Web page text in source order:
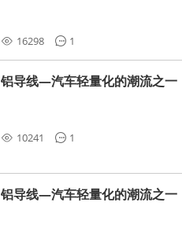
16298 1
铝导线—汽车轻量化的潮流之一
10241 1
铝导线—汽车轻量化的潮流之一